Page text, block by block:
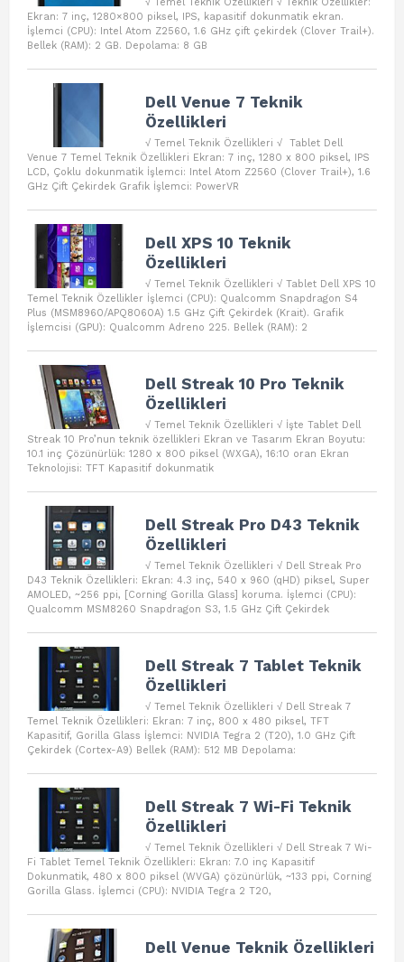
Ekran: 7 inç, 1280×800 piksel, IPS, kapasitif dokunmatik ekran.
İşlemci (CPU): Intel Atom Z2560, 1.6 GHz çift çekirdek (Clover Trail+).
Bellek (RAM): 2 GB. Depolama: 8 GB
Dell Venue 7 Teknik
Özellikleri
√ Temel Teknik Özellikleri √ Tablet Dell
Venue 7 Temel Teknik Özellikleri Ekran: 7 inç, 1280 x 800 piksel, IPS
LCD, Çoklu dokunmatik İşlemci: Intel Atom Z2560 (Clover Trail+), 1.6
GHz Çift Çekirdek Grafik İşlemci: PowerVR
Dell XPS 10 Teknik
Özellikleri
√ Temel Teknik Özellikleri √ Tablet Dell XPS 10
Temel Teknik Özellikler İşlemci (CPU): Qualcomm Snapdragon S4
Plus (MSM8960/APQ8060A) 1.5 GHz Çift Çekirdek (Krait). Grafik
İşlemcisi (GPU): Qualcomm Adreno 225. Bellek (RAM): 2
Dell Streak 10 Pro Teknik
Özellikleri
√ Temel Teknik Özellikleri √ İşte Tablet Dell
Streak 10 Pro’nun teknik özellikleri Ekran ve Tasarım Ekran Boyutu:
10.1 inç Çözünürlük: 1280 x 800 piksel (WXGA), 16:10 oran Ekran
Teknolojisi: TFT Kapasitif dokunmatik
Dell Streak Pro D43 Teknik
Özellikleri
√ Temel Teknik Özellikleri √ Dell Streak Pro
D43 Teknik Özellikleri: Ekran: 4.3 inç, 540 x 960 (qHD) piksel, Super
AMOLED, ~256 ppi, [Corning Gorilla Glass] koruma. İşlemci (CPU):
Qualcomm MSM8260 Snapdragon S3, 1.5 GHz Çift Çekirdek
Dell Streak 7 Tablet Teknik
Özellikleri
√ Temel Teknik Özellikleri √ Dell Streak 7
Temel Teknik Özellikleri: Ekran: 7 inç, 800 x 480 piksel, TFT
Kapasitif, Gorilla Glass İşlemci: NVIDIA Tegra 2 (T20), 1.0 GHz Çift
Çekirdek (Cortex-A9) Bellek (RAM): 512 MB Depolama:
Dell Streak 7 Wi-Fi Teknik
Özellikleri
√ Temel Teknik Özellikleri √ Dell Streak 7 Wi-
Fi Tablet Temel Teknik Özellikleri: Ekran: 7.0 inç Kapasitif
Dokunmatik, 480 x 800 piksel (WVGA) çözünürlük, ~133 ppi, Corning
Gorilla Glass. İşlemci (CPU): NVIDIA Tegra 2 T20,
Dell Venue Teknik Özellikleri